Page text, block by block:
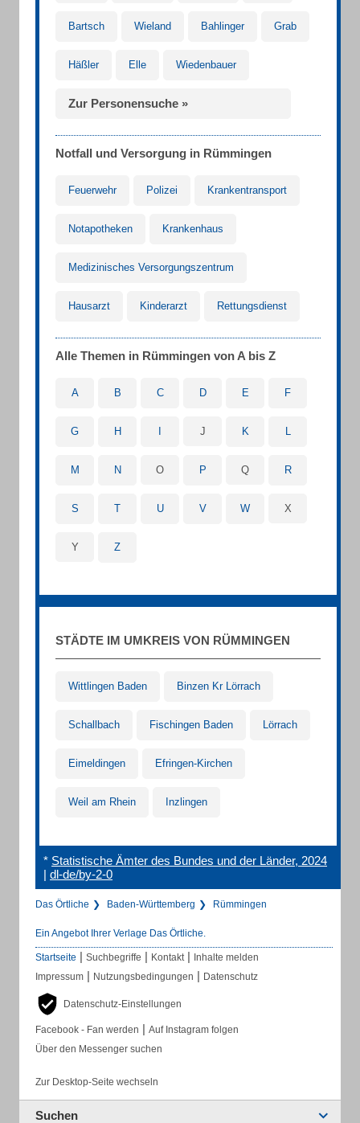
Bartsch Wieland Bahlinger Grab
Häßler Elle Wiedenbauer
Zur Personensuche »
Notfall und Versorgung in Rümmingen
Feuerwehr Polizei Krankentransport
Notapotheken Krankenhaus
Medizinisches Versorgungszentrum
Hausarzt Kinderarzt Rettungsdienst
Alle Themen in Rümmingen von A bis Z
A B C D E F
G H J K L
M N O P Q R
S T U V W X
Y Z
STÄDTE IM UMKREIS VON RÜMMINGEN
Wittlingen Baden Binzen Kr Lörrach
Schallbach Fischingen Baden Lörrach
Eimeldingen Efringen-Kirchen
Weil am Rhein Inzlingen
* Statistische Ämter des Bundes und der Länder, 2024
| dl-de/by-2-0
Das Örtliche Baden-Württemberg Rümmingen
Ein Angebot Ihrer Verlage Das Örtliche.
Startseite | Suchbegriffe | Kontakt | Inhalte melden
Impressum | Nutzungsbedingungen | Datenschutz
Datenschutz-Einstellungen
Facebook - Fan werden | Auf Instagram folgen
Über den Messenger suchen
Zur Desktop-Seite wechseln
Suchen